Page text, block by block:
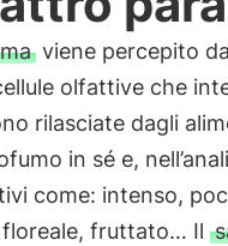
viene percepito
olfattive che
rilasciate dagli
in sé e,
come: intenso,
fruttato… Il